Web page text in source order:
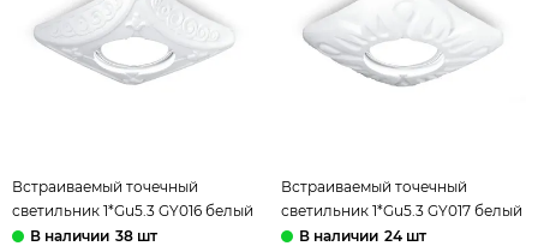
Встраиваемый точечный
светильник 1*Gu5.3 GY016 белый
Gypsum Exclusive Gauss
38 шт
Встраиваемый точечный
светильник 1*Gu5.3 GY017 белый
Gypsum Exclusive Gauss
24 шт